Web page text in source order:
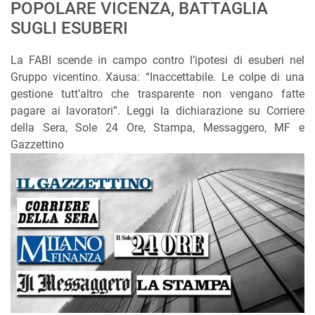
POPOLARE VICENZA, BATTAGLIA
SUGLI ESUBERI
La FABI scende in campo contro l’ipotesi di esuberi nel
Gruppo vicentino. Xausa: “Inaccettabile. Le colpe di una
gestione tutt’altro che trasparente non vengano fatte
pagare ai lavoratori”. Leggi la dichiarazione su Corriere
della Sera, Sole 24 Ore, Stampa, Messaggero, MF e
Gazzettino